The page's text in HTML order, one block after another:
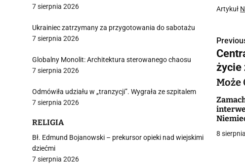
Artykuł
N
a
w
i
g
a
życie
Może
8
7 sierpnia 2026
Ukrainiec zatrzymany za przygotowania do sabotażu
7 sierpnia 2026
Globalny Monolit: Architektura sterowanego chaosu
7 sierpnia 2026
Odmówiła udziału w „tranzycji”. Wygrała ze szpitalem
7 sierpnia 2026
RELIGIA
Bł. Edmund Bojanowski – prekursor opieki nad wiejskimi
dziećmi
7 sierpnia 2026